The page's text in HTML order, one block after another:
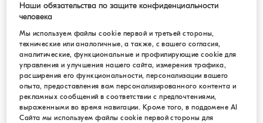
Могу ли я добавить новые товары в
уже существующий заказ?
Можно ли выбрать подарочную
упаковку?
Наши обязательства по защите конфиденциальности
человека
Мы используем файлы cookie первой и третьей стороны,
технические или аналогичные, а также, с вашего согласия,
аналитические, функциональные и профилирующие cookie для
управления и улучшения нашего сайта, измерения трафика,
расширения его функциональности, персонализации вашего
опыта, предоставления вам персонализированного контента и
рекламных сообщений в соответствии с предпочтениями,
выраженными во время навигации. Кроме того, в поддомене AI
Сайта мы используем файлы cookie первой стороны для